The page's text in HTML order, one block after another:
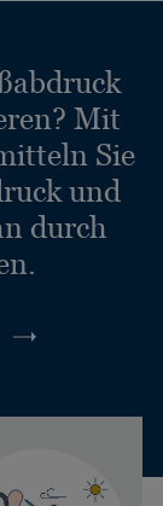
Mit
Sie
und
durch